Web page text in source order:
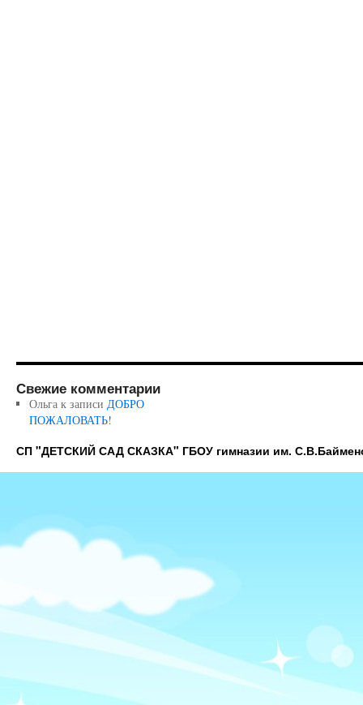
Свежие комментарии
Ольгак записи ДОБРО
ПОЖАЛОВАТЬ!
СП "ДЕТСКИЙ САД СКАЗКА" ГБОУ гимназии им.